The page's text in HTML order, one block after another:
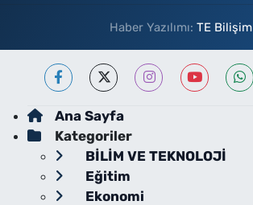
Haber Yazılımı: TE Bilişim
Ana Sayfa
Kategoriler
BİLİM VE TEKNOLOJİ
Eğitim
Ekonomi